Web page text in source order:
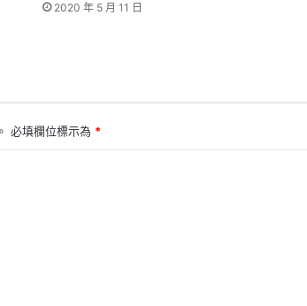
2020 年 5 月 11 日
必填欄位標示為 *